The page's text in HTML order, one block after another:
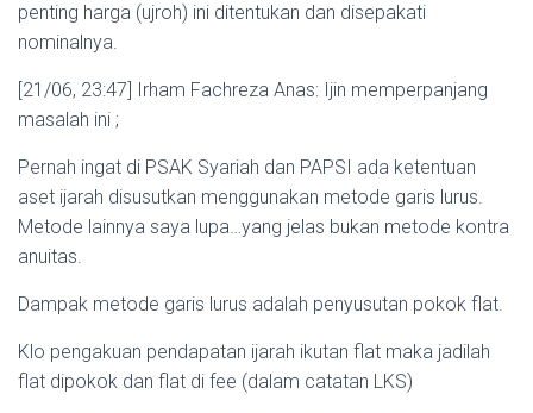
penting harga (ujroh) ini ditentukan dan disepakati
nominalnya.
[21/06, 23:47] Irham Fachreza Anas: Ijin memperpanjang
masalah ini ;
Pernah ingat di PSAK Syariah dan PAPSI ada ketentuan
aset ijarah disusutkan menggunakan metode garis lurus.
Metode lainnya saya lupa…yang jelas bukan metode kontra
anuitas.
Dampak metode garis lurus adalah penyusutan pokok flat.
Klo pengakuan pendapatan ijarah ikutan flat maka jadilah
flat dipokok dan flat di fee (dalam catatan LKS)